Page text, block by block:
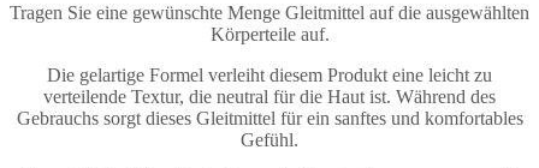
Tragen Sie eine gewünschte Menge Gleitmittel auf die ausgewählten
Körperteile auf.
Die gelartige Formel verleiht diesem Produkt eine leicht zu
verteilende Textur, die neutral für die Haut ist. Während des
Gebrauchs sorgt dieses Gleitmittel für ein sanftes und komfortables
Gefühl.